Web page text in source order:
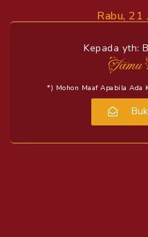
Rabu, 21
Kepada yth:
Tamu
*) Mohon Maaf Apabila Ada